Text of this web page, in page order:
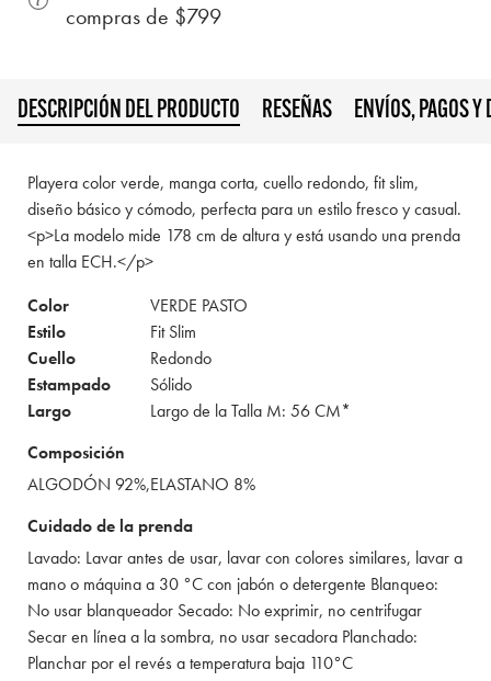
compras de $799
DESCRIPCIÓN DEL PRODUCTO RESEÑAS ENVÍOS, PAGOS Y
Playera color verde, manga corta, cuello redondo, fit slim,
diseño básico y cómodo, perfecta para un estilo fresco y casual.
<p>La modelo mide 178 cm de altura y está usando una prenda
en talla ECH.</p>
Color
VERDE PASTO
Estilo
Fit Slim
Cuello
Redondo
Estampado
Sólido
Largo
Largo de la Talla M: 56 CM*
Composición
ALGODÓN 92%,ELASTANO 8%
Cuidado de la prenda
Lavado: Lavar antes de usar, lavar con colores similares, lavar a
mano o máquina a 30 °C con jabón o detergente Blanqueo:
No usar blanqueador Secado: No exprimir, no centrifugar
Secar en línea a la sombra, no usar secadora Planchado:
Planchar por el revés a temperatura baja 110°C